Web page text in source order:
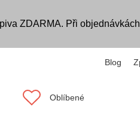
ZDARMA. Při
Blog
Oblíbené